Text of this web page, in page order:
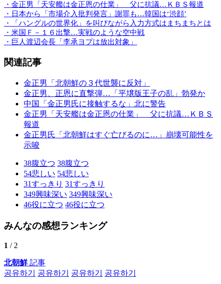
・金正男「天安艦は金正恩の仕業」 父に抗議…ＫＢＳ報道
・日本から「市場介入批判発言」謝罪も…韓国は‘渋顔’
・「ハングルの世界化」を叫びながら入力方式はまちまちとは
・米国Ｆ－１６出撃…実戦のような空中戦
・巨人渡辺会長「李承ヨプは放出対象」
関連記事
金正男「北朝鮮の３代世襲に反対」
金正男、正恩に直撃弾…「平壌版王子の乱」勃発か
中国「金正男氏に接触するな」北に警告
金正男「天安艦は金正恩の仕業」 父に抗議…ＫＢＳ
報道
金正男氏「北朝鮮はすぐ亡びるのに…」崩壊可能性を
示唆
38腹立つ 38腹立つ
54悲しい 54悲しい
31すっきり 31すっきり
349興味深い 349興味深い
46役に立つ 46役に立つ
みんなの感想ランキング
1 / 2
北朝鮮記事
공유하기
공유하기 공유하기 공유하기